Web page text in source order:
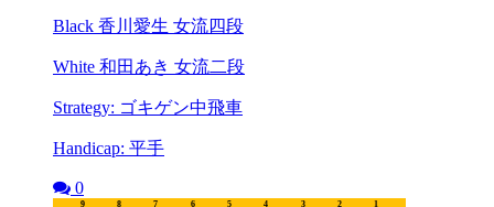
Black 香川愛生 女流四段
White 和田あき 女流二段
Strategy: ゴキゲン中飛車
Handicap: 平手
0